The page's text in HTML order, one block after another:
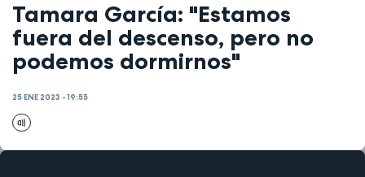
Tamara García: "Estamos
fuera del descenso, pero no
podemos dormirnos"
25 ENE 2023 - 19:55